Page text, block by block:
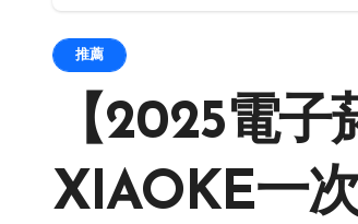
推薦
【2025電
XIAOKE一